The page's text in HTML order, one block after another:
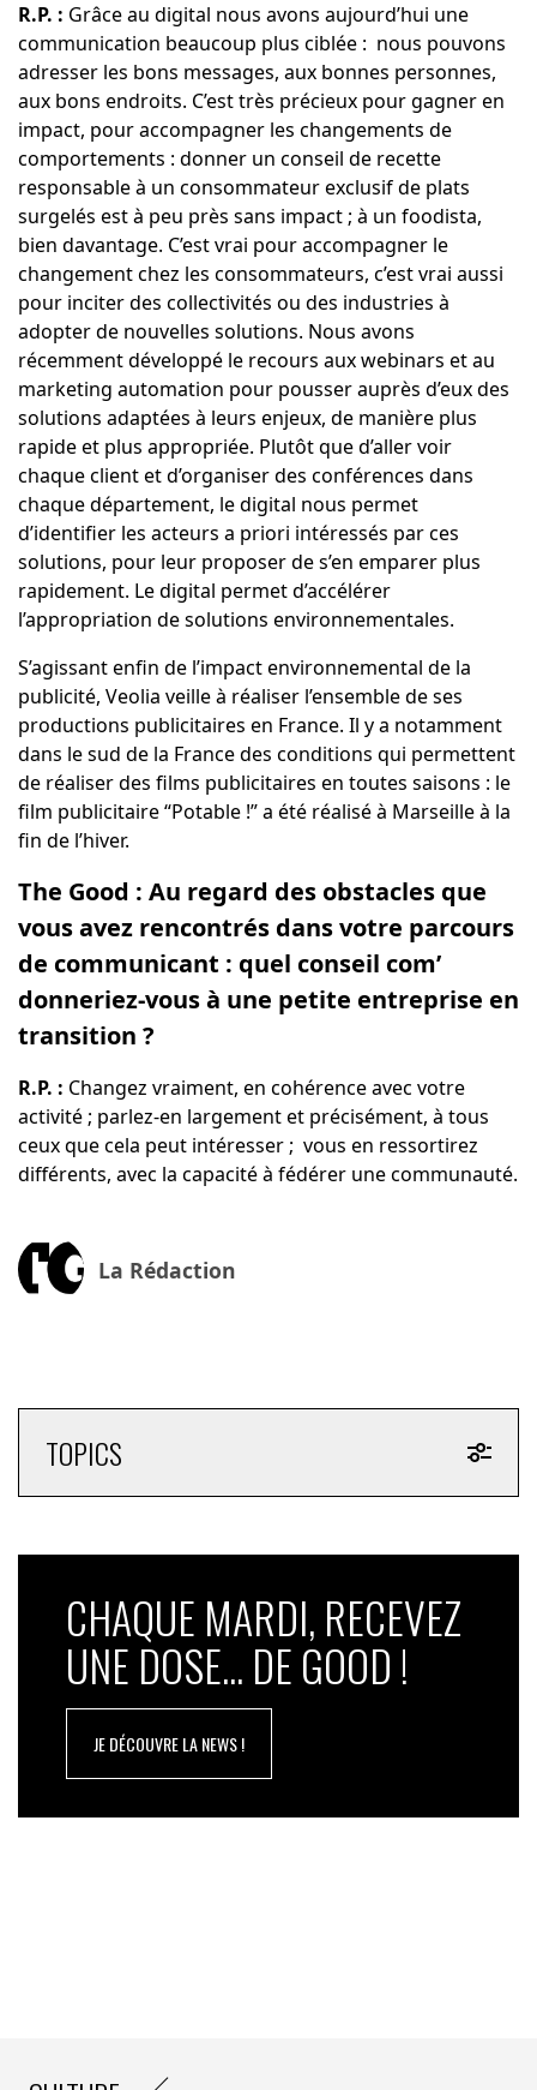
R.P. : Grâce au digital nous avons aujourd’hui une
communication beaucoup plus ciblée : nous pouvons
adresser les bons messages, aux bonnes personnes,
aux bons endroits. C’est très précieux pour gagner en
impact, pour accompagner les changements de
comportements : donner un conseil de recette
responsable à un consommateur exclusif de plats
surgelés est à peu près sans impact ; à un foodista,
bien davantage. C’est vrai pour accompagner le
changement chez les consommateurs, c’est vrai aussi
pour inciter des collectivités ou des industries à
adopter de nouvelles solutions. Nous avons
récemment développé le recours aux webinars et au
marketing automation pour pousser auprès d’eux des
solutions adaptées à leurs enjeux, de manière plus
rapide et plus appropriée. Plutôt que d’aller voir
chaque client et d’organiser des conférences dans
chaque département, le digital nous permet
d’identifier les acteurs a priori intéressés par ces
solutions, pour leur proposer de s’en emparer plus
rapidement. Le digital permet d’accélérer
l’appropriation de solutions environnementales.
S’agissant enfin de l’impact environnemental de la
publicité, Veolia veille à réaliser l’ensemble de ses
productions publicitaires en France. Il y a notamment
dans le sud de la France des conditions qui permettent
de réaliser des films publicitaires en toutes saisons : le
film publicitaire “Potable !” a été réalisé à Marseille à la
fin de l’hiver.
The Good : Au regard des obstacles que
vous avez rencontrés dans votre parcours
de communicant : quel conseil com’
donneriez-vous à une petite entreprise en
transition ?
R.P. : Changez vraiment, en cohérence avec votre
activité ; parlez-en largement et précisément, à tous
ceux que cela peut intéresser ; vous en ressortirez
différents, avec la capacité à fédérer une communauté.
La Rédaction
TOPICS
CHAQUE MARDI, RECEVEZ
UNE DOSE... DE GOOD !
JE DÉCOUVRE LA NEWS !